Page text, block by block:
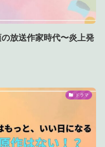
放送作家時代〜炎上発
ドラマ